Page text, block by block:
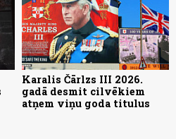
Karalis Čārlzs III 2026.
gadā desmit cilvēkiem
atņem viņu goda titulus